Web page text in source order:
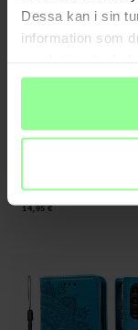
Dessa kan i sin
information som
Auf Lager
14,95 €